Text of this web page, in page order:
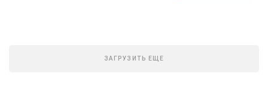
ЗАГРУЗИТЬ ЕЩЕ